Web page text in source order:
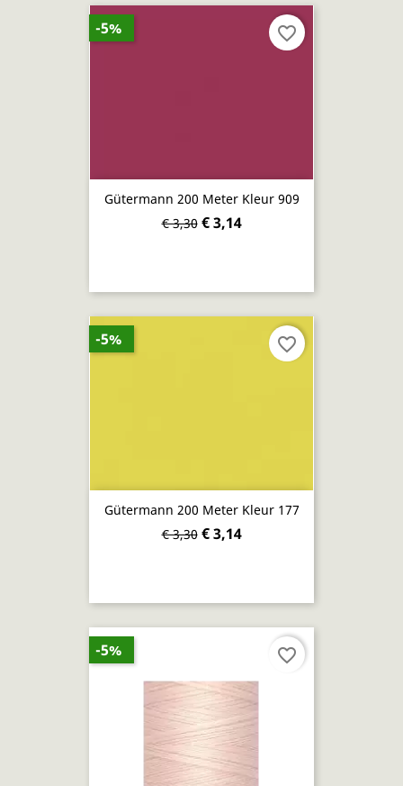
Gütermann 200 Meter Kleur 909
€ 3,30 € 3,14
-5% favorite_border
Gütermann 200 Meter Kleur 177
€ 3,30 € 3,14
-5% favorite_border
-5% favorite_border